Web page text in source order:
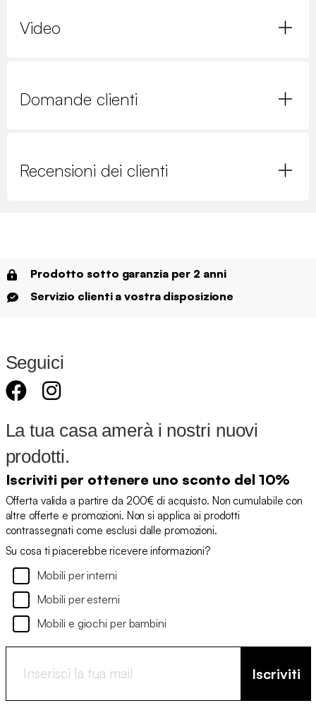
Video
Domande clienti
Recensioni dei clienti
Prodotto sotto garanzia per 2 anni
Servizio clienti a vostra disposizione
Seguici
La tua casa amerà i nostri nuovi
prodotti.
Iscriviti per ottenere uno sconto del 10%
Offerta valida a partire da 200€ di acquisto. Non cumulabile con
altre offerte e promozioni. Non si applica ai prodotti
contrassegnati come esclusi dalle promozioni.
Su cosa ti piacerebbe ricevere informazioni?
Mobili per interni
Mobili per esterni
Mobili e giochi per bambini
Iscriviti